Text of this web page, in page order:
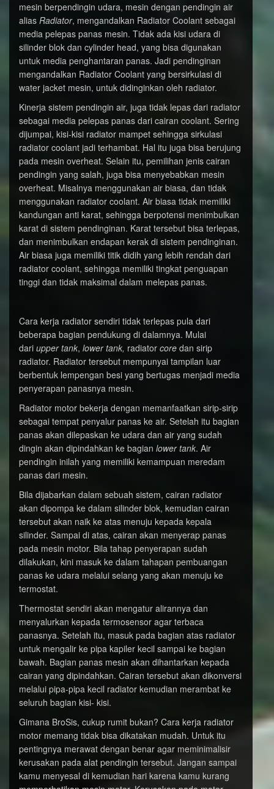
mesin berpendingin udara, mesin dengan pendingin air
alias Radiator, mengandalkan Radiator Coolant sebagai
media pelepas panas mesin. Tidak ada kisi udara di
silinder blok dan cylinder head, yang bisa digunakan
untuk media penghantaran panas. Jadi pendinginan
mengandalkan Radiator Coolant yang bersirkulasi di
water jacket mesin, untuk didinginkan oleh radiator.
Kinerja sistem pendingin air, juga tidak lepas dari radiator
sebagai media pelepas panas dari cairan coolant. Sering
dijumpai, kisi-kisi radiator mampet sehingga sirkulasi
radiator coolant jadi terhambat. Hal itu juga bisa berujung
pada mesin overheat. Selain itu, pemilihan jenis cairan
pendingin yang salah, juga bisa menyebabkan mesin
overheat. Misalnya menggunakan air biasa, dan tidak
menggunakan radiator coolant. Air biasa tidak memiliki
kandungan anti karat, sehingga berpotensi menimbulkan
karat di sistem pendinginan. Karat tersebut bisa terlepas,
dan menimbulkan endapan kerak di sistem pendinginan.
Air biasa juga memiliki titik didih yang lebih rendah dari
radiator coolant, sehingga memiliki tingkat penguapan
tinggi dan tidak maksimal dalam melepas panas.
Cara kerja radiator sendiri tidak terlepas pula dari
beberapa bagian pendukung di dalamnya. Mulai
dari upper tank, lower tank, radiator core dan sirip
radiator. Radiator tersebut mempunyai tampilan luar
berbentuk lempengan besi yang bertugas menjadi media
penyerapan panasnya mesin.
Radiator motor bekerja dengan memanfaatkan sirip-sirip
sebagai tempat penyalur panas ke air. Setelah itu bagian
panas akan dilepaskan ke udara dan air yang sudah
dingin akan dipindahkan ke bagian lower tank. Air
pendingin inilah yang memiliki kemampuan meredam
panas dari mesin.
Bila dijabarkan dalam sebuah sistem, cairan radiator
akan dipompa ke dalam silinder blok, kemudian cairan
tersebut akan naik ke atas menuju kepada kepala
silinder. Sampai di atas, cairan akan menyerap panas
pada mesin motor. Bila tahap penyerapan sudah
dilakukan, kini masuk ke dalam tahapan pembuangan
panas ke udara melalui selang yang akan menuju ke
termostat.
Thermostat sendiri akan mengatur alirannya dan
menyalurkan kepada termosensor agar terbaca
panasnya. Setelah itu, masuk pada bagian atas radiator
untuk mengalir ke pipa kapiler kecil sampai ke bagian
bawah. Bagian panas mesin akan dihantarkan kepada
cairan yang dipindahkan. Cairan tersebut akan dikonversi
melalui pipa-pipa kecil radiator kemudian merambat ke
seluruh bagian kisi- kisi.
Gimana BroSis, cukup rumit bukan? Cara kerja radiator
motor memang tidak bisa dikatakan mudah. Untuk itu
pentingnya merawat dengan benar agar meminimalisir
kerusakan pada alat pendingin tersebut. Jangan sampai
kamu menyesal di kemudian hari karena kamu kurang